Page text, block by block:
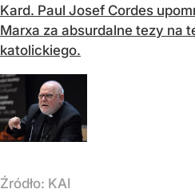
Kard. Paul Josef Cordes
Marxa za absurdalne tezy na
katolickiego.
Źródło: KAI